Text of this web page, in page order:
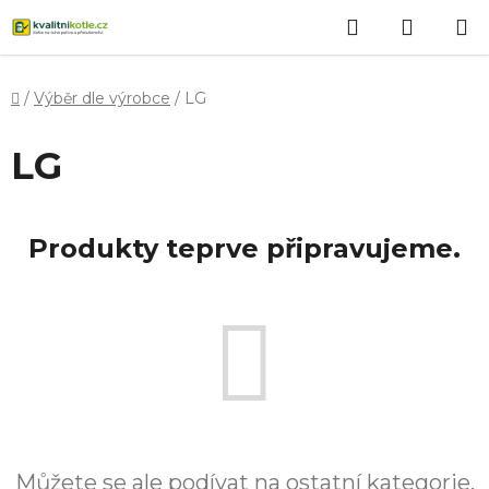
na
obsah
Hledat
KOŠÍK
Domů
/ Výběr dle výrobce / LG
LG
Produkty teprve připravujeme.
Můžete se ale podívat na ostatní kategorie.